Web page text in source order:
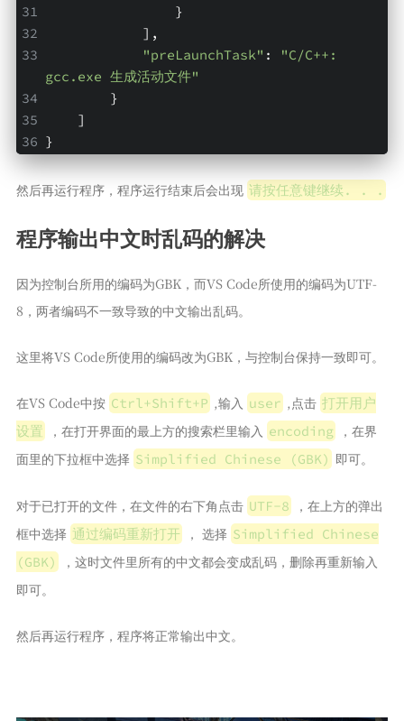
                }
            ],
"preLaunchTask" :
"C/C++:
gcc.exe 生成活动文件"
        }
    ]
}
然后再运行程序，程序运行结束后会出现 请按任意键继续. . .
程序输出中文时乱码的解决
因为控制台所用的编码为GBK，而VS Code所使用的编码为UTF-
8，两者编码不一致导致的中文输出乱码。
这里将VS Code所使用的编码改为GBK，与控制台保持一致即可。
在VS Code中按 Ctrl+Shift+P ,输入 user ,点击 打开用户
设置
，在打开界面的最上方的搜索栏里输入 encoding
，在界
面里的下拉框中选择 Simplified Chinese (GBK) 即可。
对于已打开的文件，在文件的右下角点击 UTF-8
，在上方的弹出
框中选择 通过编码重新打开 ， 选择 Simplified Chinese
(GBK)
，这时文件里所有的中文都会变成乱码，删除再重新输入
即可。
然后再运行程序，程序将正常输出中文。